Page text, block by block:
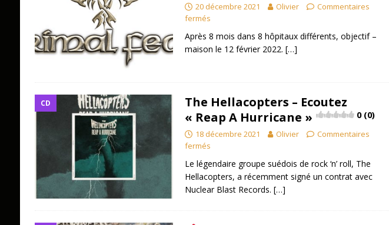
20 décembre 2021 Olivier
Commentaires
fermés
Après 8 mois dans 8 hôpitaux différents, objectif –
maison le 12 février 2022. […]
CD
The Hellacopters – Ecoutez
« Reap A Hurricane »
0 (0)
18 décembre 2021 Olivier
Commentaires
fermés
Le légendaire groupe suédois de rock ‘n’ roll, The
Hellacopters, a récemment signé un contrat avec
Nuclear Blast Records. […]